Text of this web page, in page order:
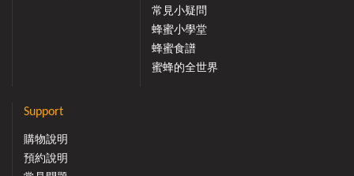
常見小疑問
蜂蜜小學堂
蜂蜜食譜
蜜蜂的全世界
Support
購物說明
預約說明